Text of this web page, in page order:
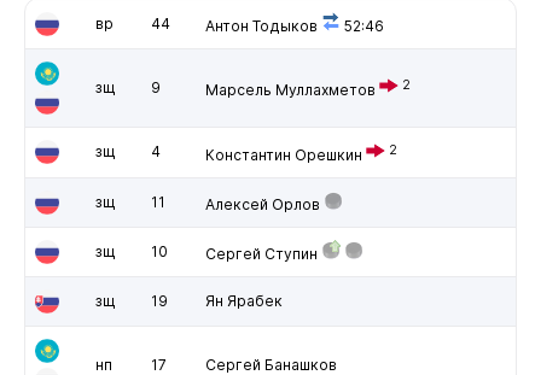
вр 44 Антон Тодыков 52:46
зщ 9 Марсель Муллахметов 2
зщ 4 Константин Орешкин 2
зщ 11 Алексей Орлов
зщ 10 Сергей Ступин
зщ 19 Ян Ярабек
нп 17 Сергей Банашков